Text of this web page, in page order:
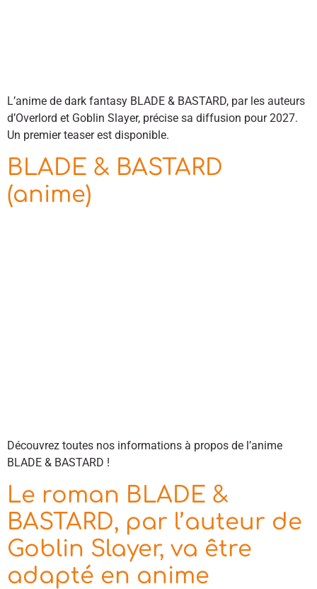
L’anime de dark fantasy BLADE & BASTARD, par les auteurs
d’Overlord et Goblin Slayer, précise sa diffusion pour 2027.
Un premier teaser est disponible.
BLADE & BASTARD
(anime)
Découvrez toutes nos informations à propos de l’anime
BLADE & BASTARD !
Le roman BLADE &
BASTARD, par l’auteur de
Goblin Slayer, va être
adapté en anime